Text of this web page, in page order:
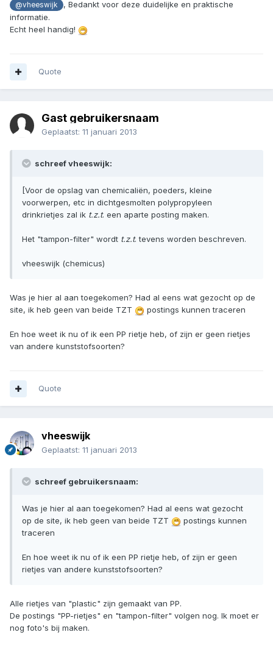
@vheeswijk
, Bedankt voor deze duidelijke en praktische
informatie.
Echt heel handig!
Quote
Gast gebruikersnaam
Geplaatst: 11 januari 2013
schreef vheeswijk:
[Voor de opslag van chemicaliën, poeders, kleine
voorwerpen, etc in dichtgesmolten polypropyleen
drinkrietjes zal ik t.z.t. een aparte posting maken.
Het "tampon-filter" wordt t.z.t. tevens worden beschreven.
vheeswijk (chemicus)
Was je hier al aan toegekomen? Had al eens wat gezocht op de
site, ik heb geen van beide TZT
postings kunnen traceren
En hoe weet ik nu of ik een PP rietje heb, of zijn er geen rietjes
van andere kunststofsoorten?
Quote
vheeswijk
Geplaatst: 11 januari 2013
schreef gebruikersnaam:
Was je hier al aan toegekomen? Had al eens wat gezocht
op de site, ik heb geen van beide TZT
postings kunnen
traceren
En hoe weet ik nu of ik een PP rietje heb, of zijn er geen
rietjes van andere kunststofsoorten?
Alle rietjes van "plastic" zijn gemaakt van PP.
De postings "PP-rietjes" en "tampon-filter" volgen nog. Ik moet er
nog foto's bij maken.